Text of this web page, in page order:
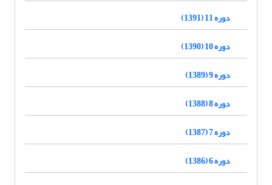
دوره 11 (1391)
دوره 10 (1390)
دوره 9 (1389)
دوره 8 (1388)
دوره 7 (1387)
دوره 6 (1386)